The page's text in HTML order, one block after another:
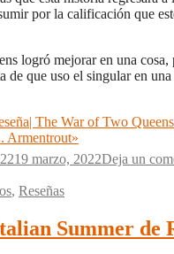
por la calificación que
logró mejorar en una cosa,
que uso el singular en una
The War of Two
Armentrout»
19 marzo, 2022Deja un
, Reseñas
Summer de